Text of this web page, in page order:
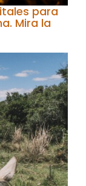
para
Mira la